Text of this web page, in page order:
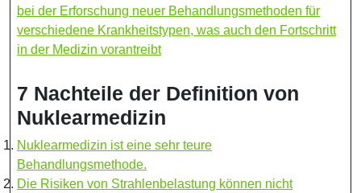
bei der Erforschung neuer Behandlungsmethoden für
verschiedene Krankheitstypen, was auch den Fortschritt
in der Medizin vorantreibt
7 Nachteile der Definition von
Nuklearmedizin
Nuklearmedizin ist eine sehr teure
Behandlungsmethode.
Die Risiken von Strahlenbelastung können nicht